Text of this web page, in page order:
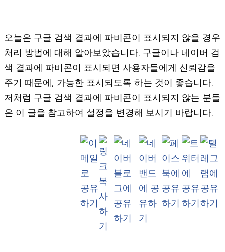
오늘은 구글 검색 결과에 파비콘이 표시되지 않을 경우
처리 방법에 대해 알아보았습니다. 구글이나 네이버 검
색 결과에 파비콘이 표시되면 사용자들에게 신뢰감을
주기 때문에, 가능한 표시되도록 하는 것이 좋습니다.
저처럼 구글 검색 결과에 파비콘이 표시되지 않는 분들
은 이 글을 참고하여 설정을 변경해 보시기 바랍니다.